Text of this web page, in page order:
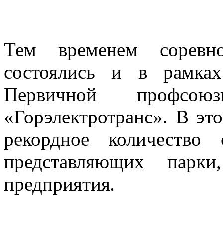
Тем временем
состоялись и в
Первичной
«Горэлектротранс». В
рекордное
представляющих
предприятия.